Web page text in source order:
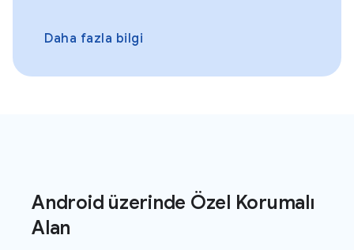
Daha fazla bilgi
Android üzerinde Özel Korumalı
Alan